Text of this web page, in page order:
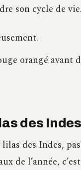
son cycle de vie.
orangé avant
des Indes
des Indes,
de l’année,